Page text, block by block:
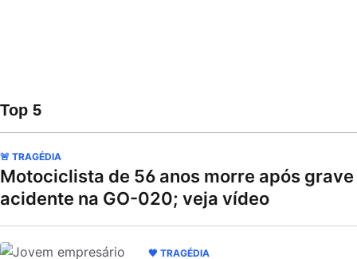
Top 5
🚨 TRAGÉDIA
Motociclista de 56 anos morre após grave
acidente na GO-020; veja vídeo
🖤 TRAGÉDIA